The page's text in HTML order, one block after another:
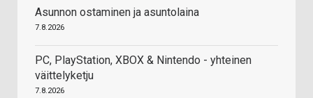
Asunnon ostaminen ja asuntolaina
7.8.2026
PC, PlayStation, XBOX & Nintendo - yhteinen
väittelyketju
7.8.2026